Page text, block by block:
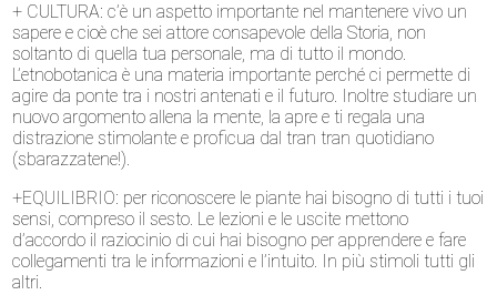
+ CULTURA: c’è un aspetto importante nel mantenere vivo un
sapere e cioè che sei attore consapevole della Storia, non
soltanto di quella tua personale, ma di tutto il mondo.
L’etnobotanica è una materia importante perché ci permette di
agire da ponte tra i nostri antenati e il futuro. Inoltre studiare un
nuovo argomento allena la mente, la apre e ti regala una
distrazione stimolante e proficua dal tran tran quotidiano
(sbarazzatene!).
+EQUILIBRIO: per riconoscere le piante hai bisogno di tutti i tuoi
sensi, compreso il sesto. Le lezioni e le uscite mettono
d’accordo il raziocinio di cui hai bisogno per apprendere e fare
collegamenti tra le informazioni e l’intuito. In più stimoli tutti gli
altri.